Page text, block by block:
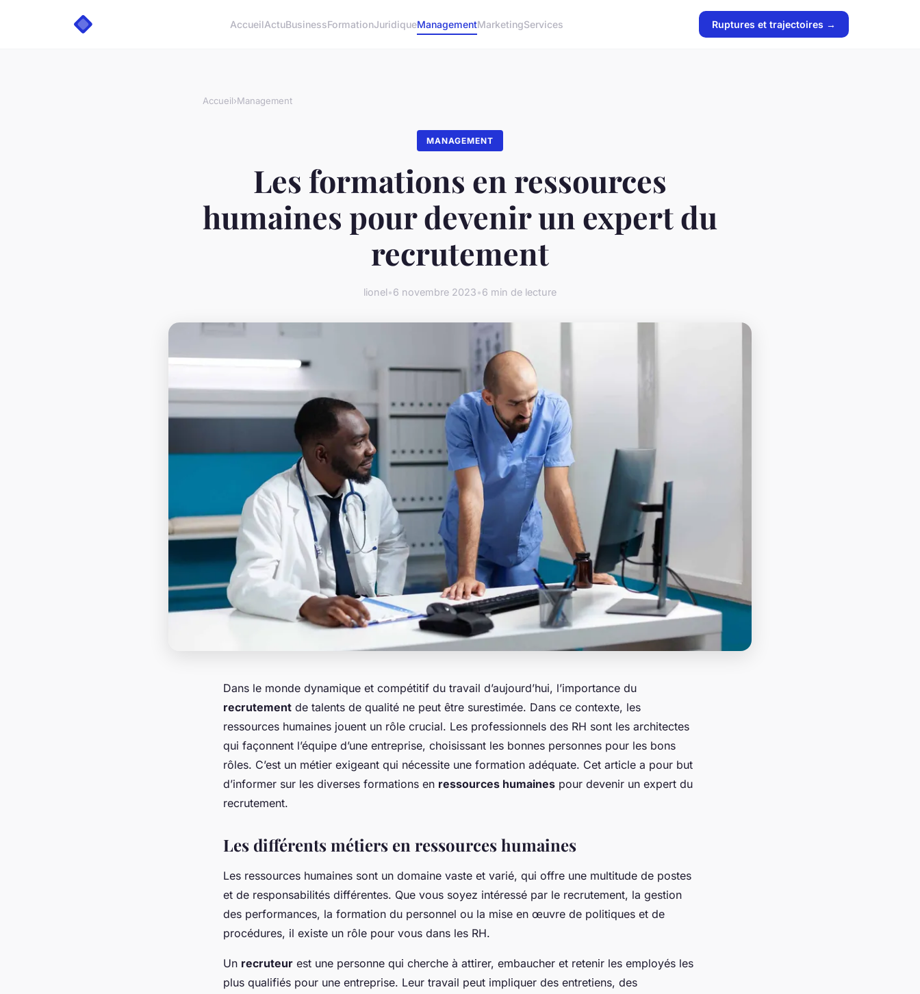
AccueilActuBusinessFormationJuridiqueManagementMarketingServices Ruptures et trajectoires →
Accueil›Management
MANAGEMENT
Les formations en ressources
humaines pour devenir un expert du
recrutement
lionel•6 novembre 2023•6 min de lecture
Dans le monde dynamique et compétitif du travail d’aujourd’hui, l’importance du
recrutement de talents de qualité ne peut être surestimée. Dans ce contexte, les
ressources humaines jouent un rôle crucial. Les professionnels des RH sont les architectes
qui façonnent l’équipe d’une entreprise, choisissant les bonnes personnes pour les bons
rôles. C’est un métier exigeant qui nécessite une formation adéquate. Cet article a pour but
d’informer sur les diverses formations en ressources humaines pour devenir un expert du
recrutement.
Les différents métiers en ressources humaines
Les ressources humaines sont un domaine vaste et varié, qui offre une multitude de postes
et de responsabilités différentes. Que vous soyez intéressé par le recrutement, la gestion
des performances, la formation du personnel ou la mise en œuvre de politiques et de
procédures, il existe un rôle pour vous dans les RH.
Un recruteur est une personne qui cherche à attirer, embaucher et retenir les employés les
plus qualifiés pour une entreprise. Leur travail peut impliquer des entretiens, des